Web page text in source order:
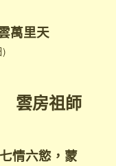
萬里天
)
雲房祖師
情六慾，蒙